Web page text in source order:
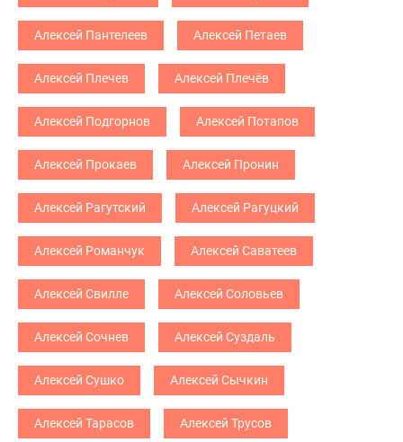
Алексей Пантелеев Алексей Петаев
Алексей Плечев Алексей Плечёв
Алексей Подгорнов Алексей Потапов
Алексей Прокаев Алексей Пронин
Алексей Рагутский Алексей Рагуцкий
Алексей Романчук Алексей Саватеев
Алексей Свилле Алексей Соловьев
Алексей Сочнев Алексей Суздаль
Алексей Сушко Алексей Сычкин
Алексей Тарасов Алексей Трусов